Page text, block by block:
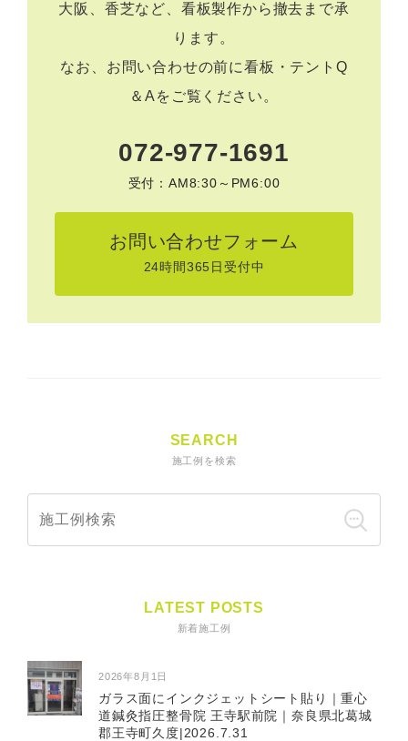
大阪、香芝など、看板製作から撤去まで承
ります。
なお、お問い合わせの前に看板・テントQ
＆Aをご覧ください。
072-977-1691
受付：AM8:30～PM6:00
お問い合わせフォーム
24時間365日受付中
SEARCH
施工例を検索
LATEST POSTS
新着施工例
2026年8月1日
ガラス面にインクジェットシート貼り｜重心
道鍼灸指圧整骨院 王寺駅前院｜奈良県北葛城
郡王寺町久度|2026.7.31